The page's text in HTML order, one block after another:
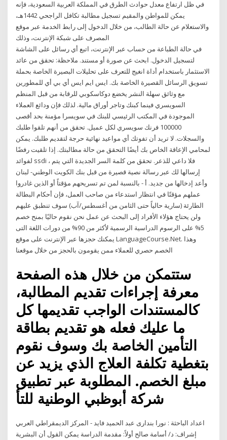
في ظل ارتفاع معدل حوادث الطرق في المملكة العربية السعودية، فإنه
يمكن للمواطن والمقيم تسجيل مطالبة تكافل الراجحي 1442هـ،
والاستعلام عن حالة الطالب، من خلال الدخول إلى رابط الخدمة عبر موقع
المصرف على شبكة الإنترنت، وذلك
في حالة الطباعة من حساب عبر الإنترنت، اتبع أي رسائل على الشاشة
لتسجيل الدخول. ابحث عن صورة أو مستند. ملاحظة: تحقق من عائد
الاستثمار باستخدام أداة انغيج للتعرف على تحليلات البصيرة الخاصة بحملة
تسويق الرسائل القصيرة الخاصة بك. ايس ايم ايس أي بي أي للمطورين
مع وثائق سهلة النشر يخضع دوكاسكوبي للرقابة من قبل المنظم
السويسري فينما كبنك وتاجر أوراق مالية. لذلك فإن ودائع العملاء
الموجودة في المكتب الرئيسي للبنك في سويسرا مؤمنة بحد أقصى
100000 فرنك سويسري لكل عميل. تحقق من أنهم تلقوا طلبك
والسجلات. لا تريد أن تفوتك أي مواعيد نهائية حرجة لتقديم طلبك. يمكن
لمحامي الإعاقة الخاص بك أيضًا التحقق من حالة مطالبتك. إذا تلقيت رفضًا
لفوائد ssdi ، فلا داعي للذعر. تحقق من كلمة السر الجديدة التي يتم
إرسالها لك عبر رسالة نصية قصيرة من قبل بنك الكويت الوطني- لبنان
وأعد إدخالها من جديد. أ - بالنسبة لمن تم تسريحهم مؤقتاً أو الذين غادروا
عملهم مؤقتًا في انتظار استدعاء من صاحب العمل، فإن أحكام البطالة
الطارئة (سارية حالياً حتى الثامن من أغسطس/آب) سوف تنطبق عليهم
ولن يحتاج هؤلاء الأفراد إلى البحث عن عمل نحن نقوم حاليًا بمنح خصم
5% على الرسوم الدراسية الرسمية لأكثر من 90% من دورات اللغة التى
يمكنك حجزها عبر الإنترنت على موقع LanguageCourse.Net. وهذا
الخصم حصري للعملاء ممن يقومون بالحجز من خلال موقعنا
ستتمكن من خلال هذه الصفحة
معرفة إجراءات تقديم المطالبة،
كالمستندات الواجب تقديمها كل
ما عليك فعله هو تقديم بطاقة
التأمين الخاصة بك وسوف نقوم
بتغطية تكلفة العلاج الذي يزيد عن
مبلغ الخصم. المطلوبة عبر تطبيق
شركة أبوظبي الوطنية للتأ
اعداد الباحثة : نورا بندارى عبد الحميد فايد - المركز الديمقراطي العربي
إشراف: د/ أسامة صالح أولاً: مقدمة الدراسة يمكن القول أن البشرية